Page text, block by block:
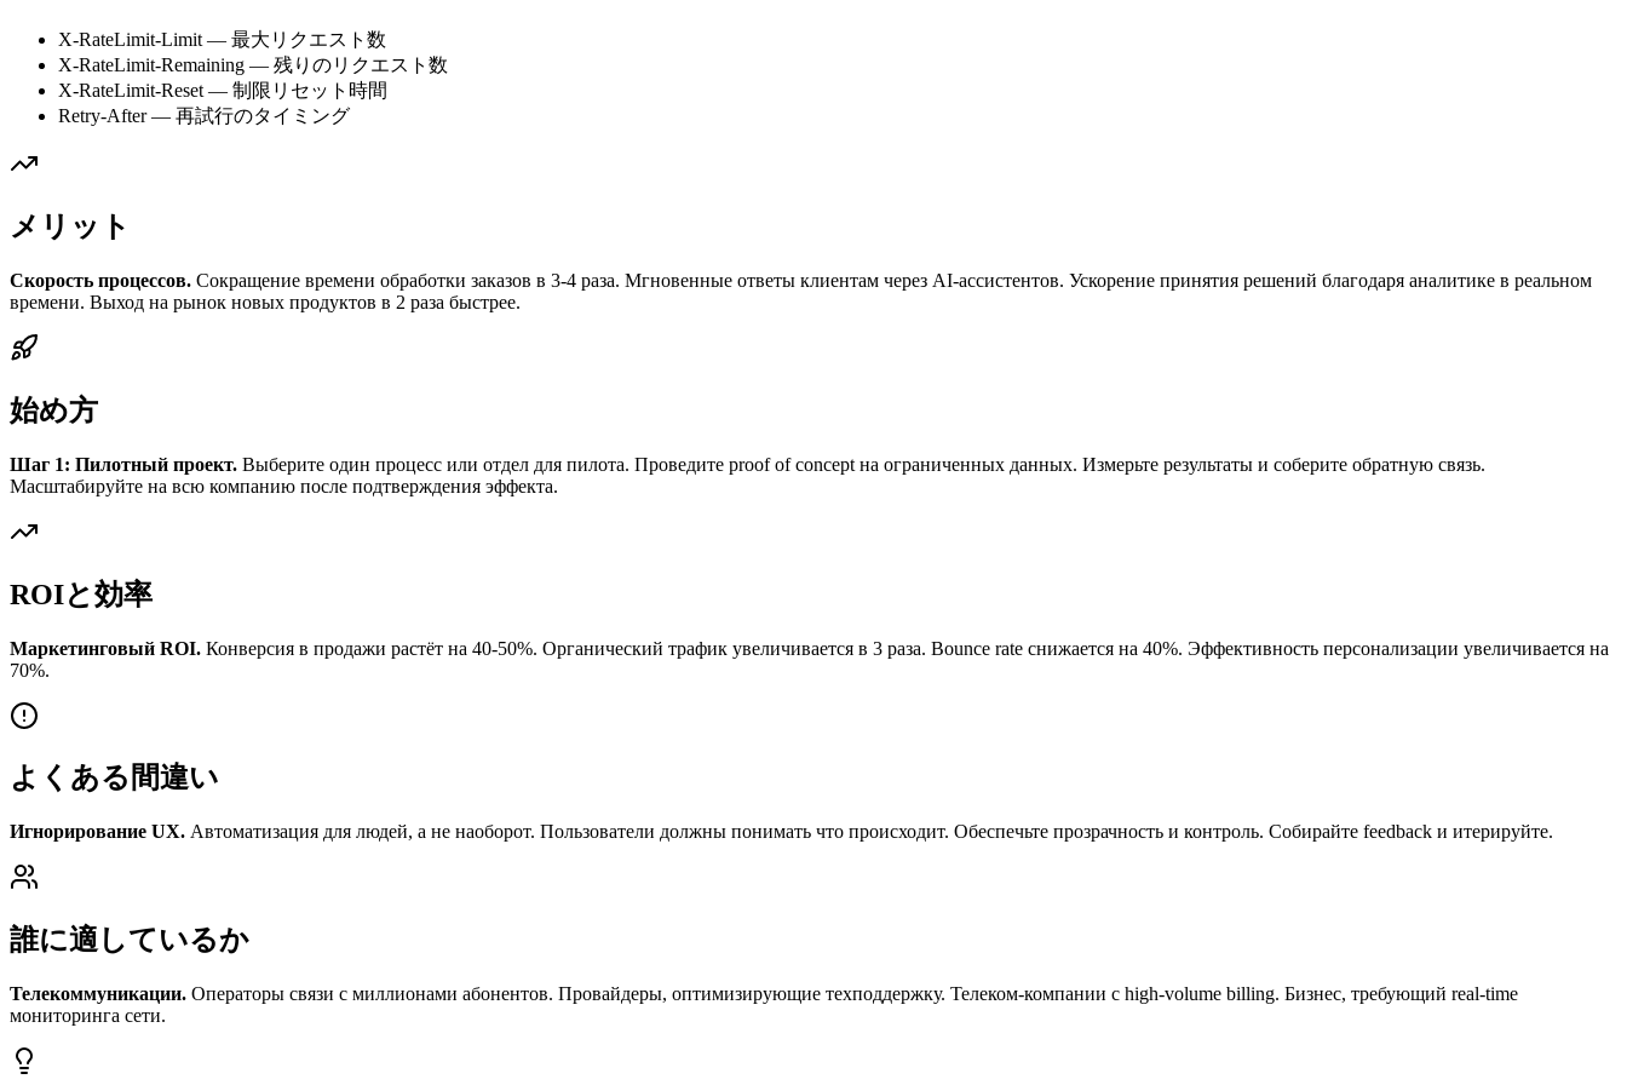
X-RateLimit-Limit — 最大リクエスト数
X-RateLimit-Remaining — 残りのリクエスト数
X-RateLimit-Reset — 制限リセット時間
Retry-After — 再試行のタイミング
メリット
Скорость процессов. Сокращение времени обработки заказов в 3-4 раза. Мгновенные ответы клиентам через AI-ассистентов. Ускорение принятия решений благодаря аналитике в реальном
времени. Выход на рынок новых продуктов в 2 раза быстрее.
始め方
Шаг 1: Пилотный проект. Выберите один процесс или отдел для пилота. Проведите proof of concept на ограниченных данных. Измерьте результаты и соберите обратную связь.
Масштабируйте на всю компанию после подтверждения эффекта.
ROIと効率
Маркетинговый ROI. Конверсия в продажи растёт на 40-50%. Органический трафик увеличивается в 3 раза. Bounce rate снижается на 40%. Эффективность персонализации увеличивается на
70%.
よくある間違い
Игнорирование UX. Автоматизация для людей, а не наоборот. Пользователи должны понимать что происходит. Обеспечьте прозрачность и контроль. Собирайте feedback и итерируйте.
誰に適しているか
Телекоммуникации. Операторы связи с миллионами абонентов. Провайдеры, оптимизирующие техподдержку. Телеком-компании с high-volume billing. Бизнес, требующий real-time
мониторинга сети.